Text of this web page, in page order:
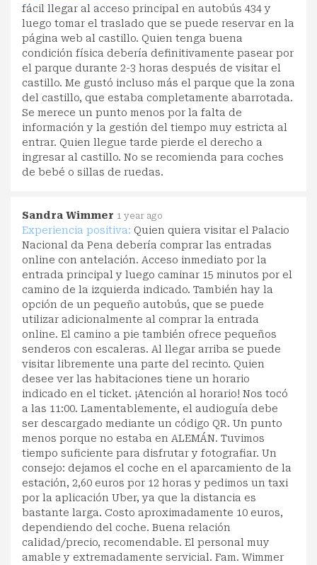
fácil llegar al acceso principal en autobús 434 y
luego tomar el traslado que se puede reservar en la
página web al castillo. Quien tenga buena
condición física debería definitivamente pasear por
el parque durante 2-3 horas después de visitar el
castillo. Me gustó incluso más el parque que la zona
del castillo, que estaba completamente abarrotada.
Se merece un punto menos por la falta de
información y la gestión del tiempo muy estricta al
entrar. Quien llegue tarde pierde el derecho a
ingresar al castillo. No se recomienda para coches
de bebé o sillas de ruedas.
Sandra Wimmer 1 year ago
Experiencia positiva: Quien quiera visitar el Palacio
Nacional da Pena debería comprar las entradas
online con antelación. Acceso inmediato por la
entrada principal y luego caminar 15 minutos por el
camino de la izquierda indicado. También hay la
opción de un pequeño autobús, que se puede
utilizar adicionalmente al comprar la entrada
online. El camino a pie también ofrece pequeños
senderos con escaleras. Al llegar arriba se puede
visitar libremente una parte del recinto. Quien
desee ver las habitaciones tiene un horario
indicado en el ticket. ¡Atención al horario! Nos tocó
a las 11:00. Lamentablemente, el audioguía debe
ser descargado mediante un código QR. Un punto
menos porque no estaba en ALEMÁN. Tuvimos
tiempo suficiente para disfrutar y fotografiar. Un
consejo: dejamos el coche en el aparcamiento de la
estación, 2,60 euros por 12 horas y pedimos un taxi
por la aplicación Uber, ya que la distancia es
bastante larga. Costo aproximadamente 10 euros,
dependiendo del coche. Buena relación
calidad/precio, recomendable. El personal muy
amable y extremadamente servicial. Fam. Wimmer